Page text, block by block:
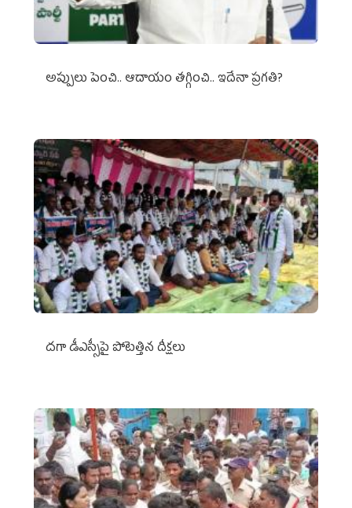
అప్పులు పెంచి.. ఆదాయం తగ్గించి.. ఇదేనా ప్రగతి?
దగా డీఎస్సీపై పోటెత్తిన దీక్షలు